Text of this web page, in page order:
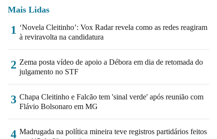
Mais Lidas
1 ‘Novela Cleitinho’: Vox Radar revela como as redes reagiram
à reviravolta na candidatura
2 Zema posta vídeo de apoio a Débora em dia de retomada do
julgamento no STF
3 Chapa Cleitinho e Falcão tem 'sinal verde' após reunião com
Flávio Bolsonaro em MG
4 Madrugada na política mineira teve registros partidários feitos